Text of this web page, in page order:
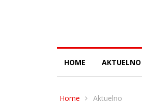
HOME AKTUELNO
Home Aktuelno